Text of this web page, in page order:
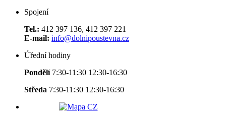
Spojení
Tel.: 412 397 136, 412 397 221
E-mail: info@dolnipoustevna.cz
Úřední hodiny
Pondělí 7:30-11:30 12:30-16:30
Středa 7:30-11:30 12:30-16:30